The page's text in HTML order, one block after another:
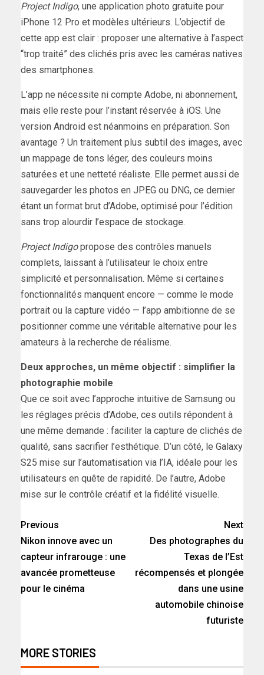
Project Indigo, une application photo gratuite pour
iPhone 12 Pro et modèles ultérieurs. L’objectif de
cette app est clair : proposer une alternative à l’aspect
“trop traité” des clichés pris avec les caméras natives
des smartphones.
L’app ne nécessite ni compte Adobe, ni abonnement,
mais elle reste pour l’instant réservée à iOS. Une
version Android est néanmoins en préparation. Son
avantage ? Un traitement plus subtil des images, avec
un mappage de tons léger, des couleurs moins
saturées et une netteté réaliste. Elle permet aussi de
sauvegarder les photos en JPEG ou DNG, ce dernier
étant un format brut d’Adobe, optimisé pour l’édition
sans trop alourdir l’espace de stockage.
Project Indigopropose des contrôles manuels
complets, laissant à l’utilisateur le choix entre
simplicité et personnalisation. Même si certaines
fonctionnalités manquent encore — comme le mode
portrait ou la capture vidéo — l’app ambitionne de se
positionner comme une véritable alternative pour les
amateurs à la recherche de réalisme.
Deux approches, un même objectif : simplifier la
photographie mobile
Que ce soit avec l’approche intuitive de Samsung ou
les réglages précis d’Adobe, ces outils répondent à
une même demande : faciliter la capture de clichés de
qualité, sans sacrifier l’esthétique. D’un côté, le Galaxy
S25 mise sur l’automatisation via l’IA, idéale pour les
utilisateurs en quête de rapidité. De l’autre, Adobe
mise sur le contrôle créatif et la fidélité visuelle.
Previous
Nikon innove avec un
capteur infrarouge : une
avancée prometteuse
pour le cinéma
Next
Des photographes du
Texas de l’Est
récompensés et plongée
dans une usine
automobile chinoise
futuriste
MORE STORIES